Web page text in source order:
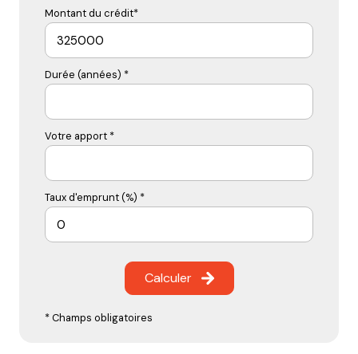
Montant du crédit*
Durée (années) *
Votre apport *
Taux d'emprunt (%) *
Calculer
* Champs obligatoires